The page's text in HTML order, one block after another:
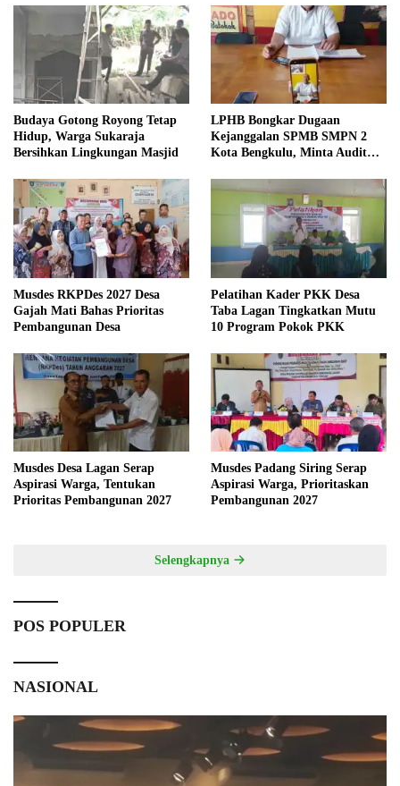
Budaya Gotong Royong Tetap
Hidup, Warga Sukaraja
Bersihkan Lingkungan Masjid
LPHB Bongkar Dugaan
Kejanggalan SPMB SMPN 2
Kota Bengkulu, Minta Audit
Musdes RKPDes 2027 Desa
Gajah Mati Bahas Prioritas
Pembangunan Desa
Pelatihan Kader PKK Desa
Taba Lagan Tingkatkan Mutu
10 Program Pokok PKK
Musdes Desa Lagan Serap
Aspirasi Warga, Tentukan
Prioritas Pembangunan 2027
Musdes Padang Siring Serap
Aspirasi Warga, Prioritaskan
Pembangunan 2027
Selengkapnya
POS POPULER
NASIONAL